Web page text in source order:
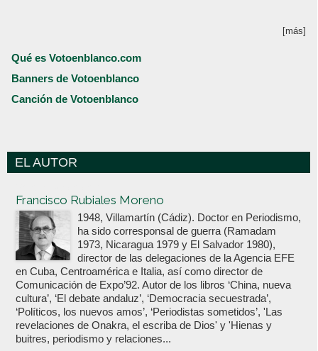
[más]
Qué es Votoenblanco.com
Banners de Votoenblanco
Canción de Votoenblanco
EL AUTOR
Francisco Rubiales Moreno
1948, Villamartín (Cádiz). Doctor en Periodismo,
ha sido corresponsal de guerra (Ramadam
1973, Nicaragua 1979 y El Salvador 1980),
director de las delegaciones de la Agencia EFE
en Cuba, Centroamérica e Italia, así como director de
Comunicación de Expo’92. Autor de los libros ‘China, nueva
cultura’, ‘El debate andaluz’, ‘Democracia secuestrada’,
‘Políticos, los nuevos amos’, ‘Periodistas sometidos’, 'Las
revelaciones de Onakra, el escriba de Dios' y 'Hienas y
buitres, periodismo y relaciones...